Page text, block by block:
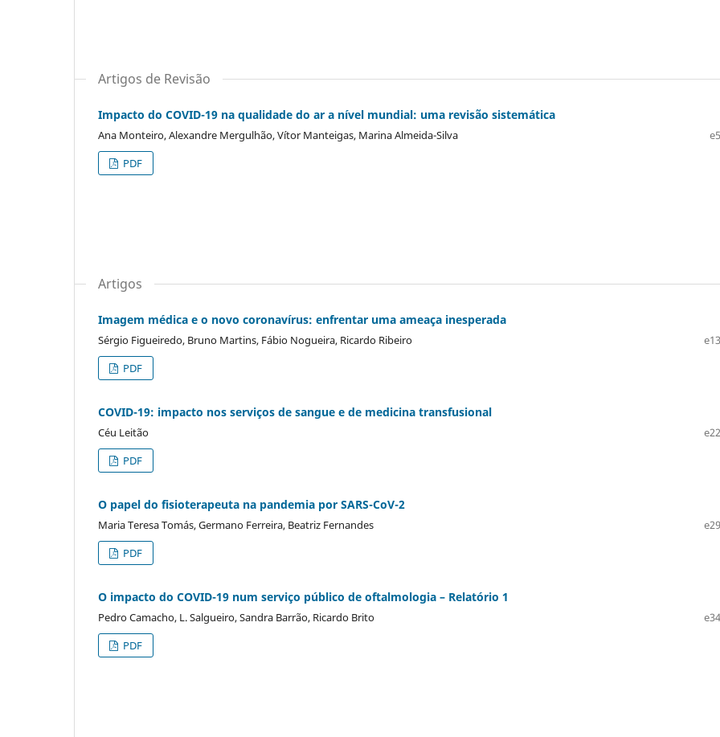
Artigos de Revisão
Impacto do COVID-19 na qualidade do ar a nível mundial: uma revisão sistemática
Ana Monteiro, Alexandre Mergulhão, Vítor Manteigas, Marina Almeida-Silva
PDF
Artigos
Imagem médica e o novo coronavírus: enfrentar uma ameaça inesperada
Sérgio Figueiredo, Bruno Martins, Fábio Nogueira, Ricardo Ribeiro
PDF
COVID-19: impacto nos serviços de sangue e de medicina transfusional
Céu Leitão
PDF
O papel do fisioterapeuta na pandemia por SARS-CoV-2
Maria Teresa Tomás, Germano Ferreira, Beatriz Fernandes
PDF
O impacto do COVID-19 num serviço público de oftalmologia – Relatório 1
Pedro Camacho, L. Salgueiro, Sandra Barrão, Ricardo Brito
PDF